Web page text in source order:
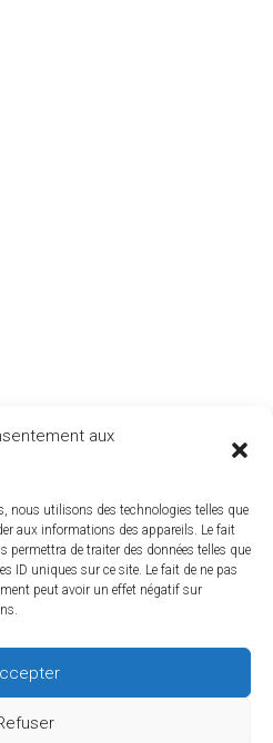
aux
nous utilisons des technologies telles que
aux informations des appareils. Le fait
permettra de traiter des données telles que
ID uniques sur ce site. Le fait de ne pas
peut avoir un effet négatif sur